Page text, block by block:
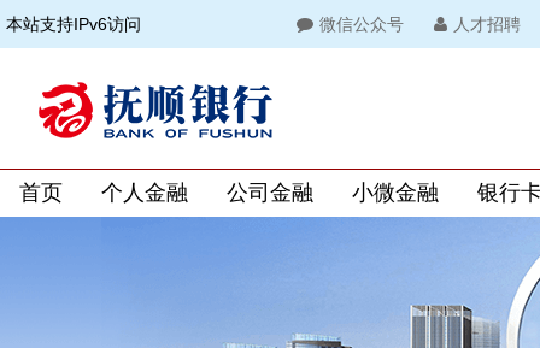
本站支持IPv6访问 微信公众号 人才招聘
首页 个人金融 公司金融 小微金融 银行